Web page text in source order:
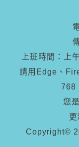
上班時間：上
請用Edge、
768
您
Copyright©